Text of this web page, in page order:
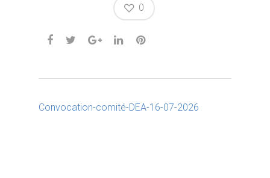
0
Convocation-comité-DEA-16-07-2026